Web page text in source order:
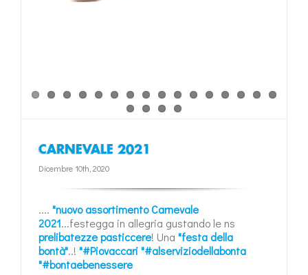
CARNEVALE 2021
Dicembre 10th, 2020
.... "nuovo assortimento Carnevale
2021...festegga in allegria gustando le ns
prelibatezze pasticcere! Una "festa della
bontà"..! "#Piovaccari"#alserviziodellabonta
"#bontaebenessere